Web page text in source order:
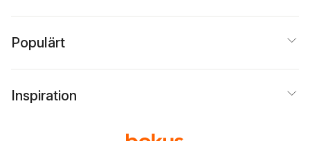
Populärt
Inspiration